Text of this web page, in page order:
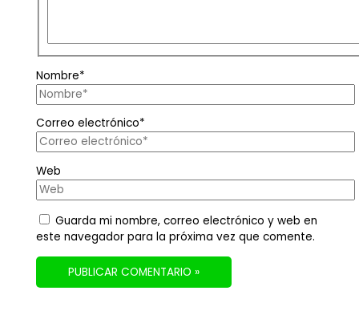
Nombre*
Correo electrónico*
Web
Guarda mi nombre, correo electrónico y web en
este navegador para la próxima vez que comente.